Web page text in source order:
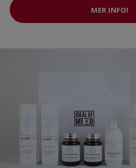
MER INFO!